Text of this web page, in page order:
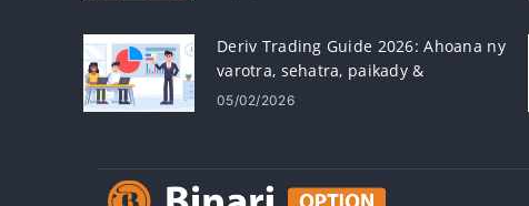
Deriv Trading Guide 2026: Ahoana ny
varotra, sehatra, paikady &
fitantanana risika
05/02/2026